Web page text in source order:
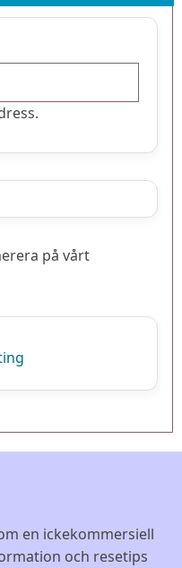
på vårt
en ickekommersiell
och resetips